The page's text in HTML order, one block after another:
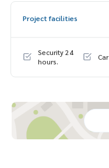
📲 นัดชมบ้านจริง / สอบถา
Project facilities
Security 24
hours.